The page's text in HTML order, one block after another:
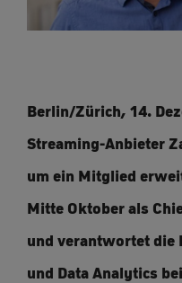
Berlin/Zürich, 14.
Streaming-Anbieter
um ein Mitglied
Mitte Oktober als
und verantwortet die
und Data Analytics